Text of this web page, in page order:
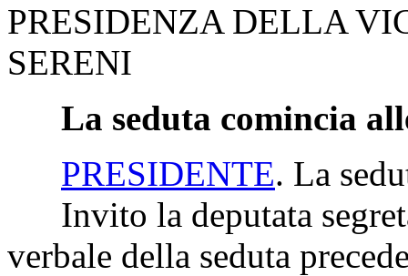
PRESIDENZA DELLA
SERENI
La seduta comincia
PRESIDENTE. La
Invito la deputata
verbale della seduta